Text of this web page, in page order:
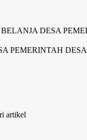
DESA
PEMERINTAH
artikel